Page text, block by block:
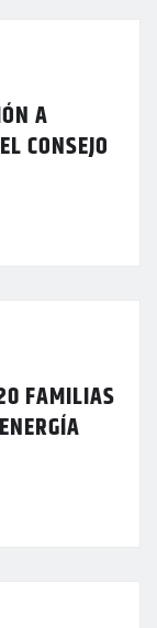
A
CONSEJO
FAMILIAS